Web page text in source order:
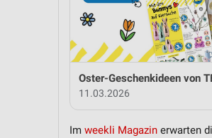
Oster-Geschenkideen von
11.03.2026
Im weekli Magazin erwarten